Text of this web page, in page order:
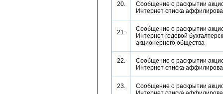
20.
Сообщение о раскрытии
Интернет списка
21.
Сообщение о раскрытии
Интернет годовой
акционерного общества
22.
Сообщение о раскрытии
Интернет списка
23.
Сообщение о раскрытии